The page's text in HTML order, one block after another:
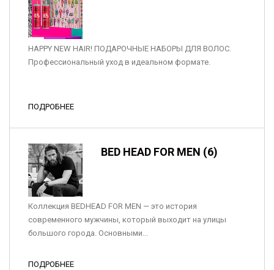
HAPPY NEW HAIR! ПОДАРОЧНЫЕ НАБОРЫ ДЛЯ ВОЛОС.
Профессиональный уход в идеальном формате.
ПОДРОБНЕЕ
BED HEAD FOR MEN (6)
Коллекция BEDHEAD FOR MEN — это история
современного мужчины, который выходит на улицы
большого города. Основными...
ПОДРОБНЕЕ